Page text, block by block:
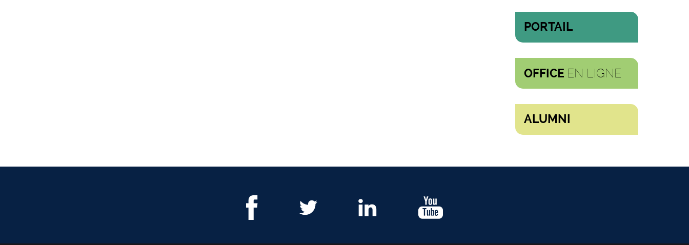
PORTAIL
OFFICE EN LIGNE
ALUMNI